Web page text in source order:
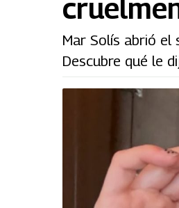
Mar Solís abrió el
Descubre qué le